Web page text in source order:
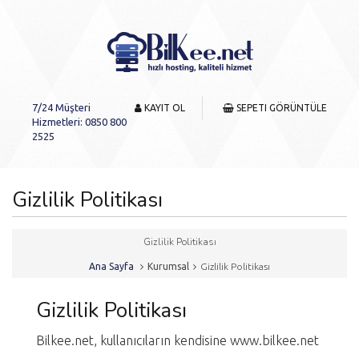
KAYIT OL SEPETI GÖRÜNTÜLE
7/24 Müşteri
Hizmetleri: 0850 800
2525
Gizlilik Politikası
Gizlilik Politikası
Ana Sayfa Kurumsal Gizlilik Politikası
Gizlilik Politikası
Bilkee.net, kullanıcıların kendisine www.bilkee.net